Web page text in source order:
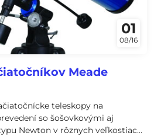
01
08/16
Meade
teleskopy na
so šošovkovými aj
Newton v rôznych veľkostiach: